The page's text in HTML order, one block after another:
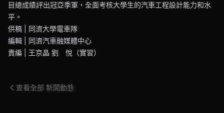
目總成績評出冠亞季軍，全面考核大學生的汽車工程設計能力和水
平。
供稿 | 同濟大學電車隊
編輯 | 同濟汽車融媒體中心
責編 | 王京晶 劉 悅（實習）
查看全部 新聞動態